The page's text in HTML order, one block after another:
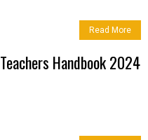
Read More
Handbook 2024